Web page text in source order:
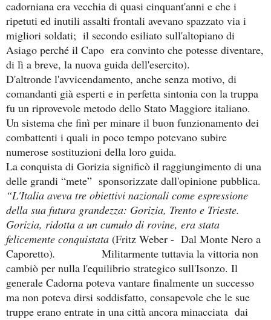
cadorniana era vecchia di quasi cinquant'anni e che i
ripetuti ed inutili assalti frontali avevano spazzato via i
migliori soldati; il secondo esiliato sull'altopiano di
Asiago perché il Capo era convinto che potesse diventare,
di lì a breve, la nuova guida dell'esercito).
D'altronde l'avvicendamento, anche senza motivo, di
comandanti già esperti e in perfetta sintonia con la truppa
fu un riprovevole metodo dello Stato Maggiore italiano.
Un sistema che finì per minare il buon funzionamento dei
combattenti i quali in poco tempo potevano subire
numerose sostituzioni della loro guida.
La conquista di Gorizia significò il raggiungimento di una
delle grandi “mete” sponsorizzate dall'opinione pubblica.
“L'Italia aveva tre obiettivi nazionali come espressione
della sua futura grandezza: Gorizia, Trento e Trieste.
Gorizia, ridotta a un cumulo di rovine, era stata
felicemente conquistata (Fritz Weber - Dal Monte Nero a
Caporetto). Militarmente tuttavia la vittoria non
cambiò per nulla l'equilibrio strategico sull'Isonzo. Il
generale Cadorna poteva vantare finalmente un successo
ma non poteva dirsi soddisfatto, consapevole che le sue
truppe erano entrate in una città ancora minacciata dai